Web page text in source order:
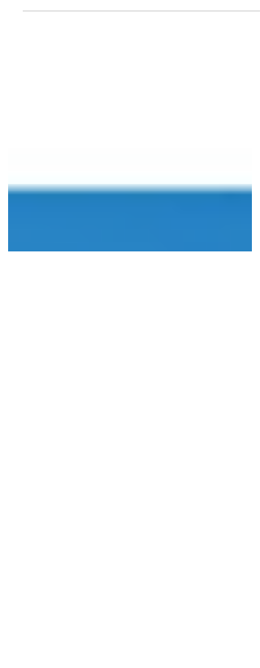
友人関係、アルバイト、卒業後の進路につい